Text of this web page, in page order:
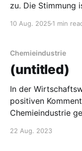
zu. Die Stimmung
Auftragsbestand
diskutiert, trotz
Verlust. Die
10 Aug. 2025 1 min
Chemieindustrie
(untitled)
In der
positiven
Chemieindustrie gelesen. Dort steht,
der
22 Aug. 2023